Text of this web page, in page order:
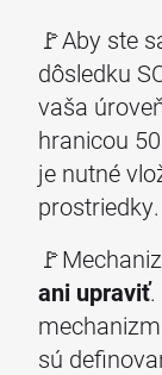
🚩Aby ste
dôsledku
vaša
hranicou
je nutné
prostriedky.
ani upraviť.
sú